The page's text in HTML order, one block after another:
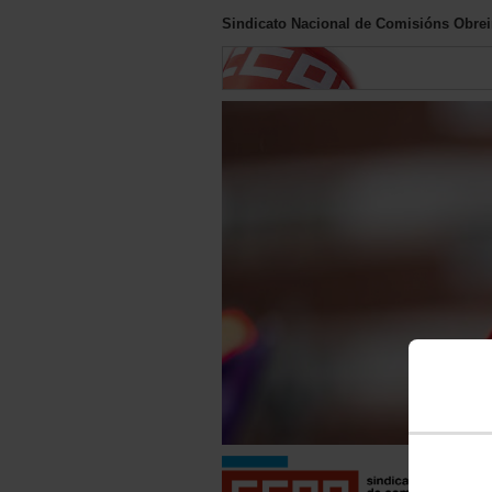
Sindicato Nacional de Comisións